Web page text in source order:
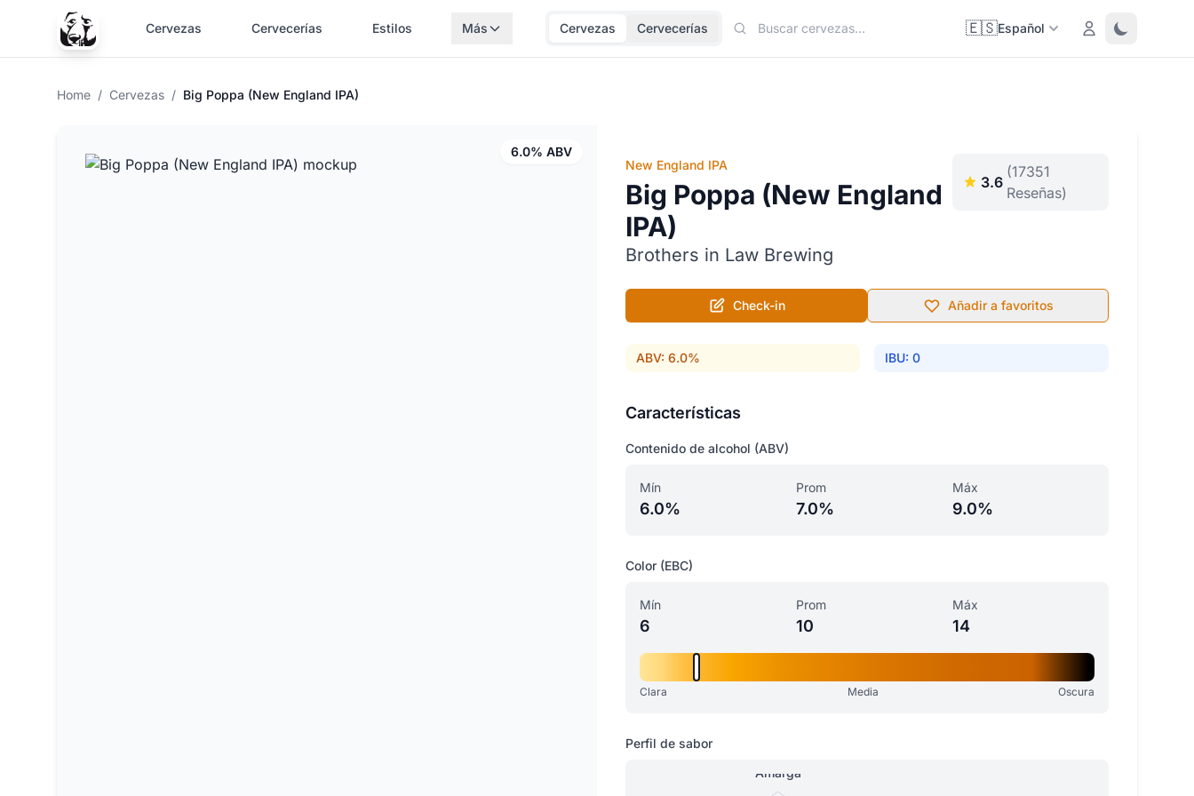
Cervezas Cervecerías Estilos Más Cervezas Cervecerías 🇪🇸Español Login Toggle
Home / Cervezas / Big Poppa (New England IPA)
6.0% ABV
New England IPA
Big Poppa (New England
IPA)
Brothers in Law Brewing
3.6
(17351
Reseñas)
Check-in Añadir a favoritos
ABV: 6.0% IBU: 0
Características
Contenido de alcohol (ABV)
Mín
6.0%
Prom
7.0%
Máx
9.0%
Color (EBC)
Mín
6
Prom
10
Máx
14
Clara Media Oscura
Perfil de sabor
Amarga